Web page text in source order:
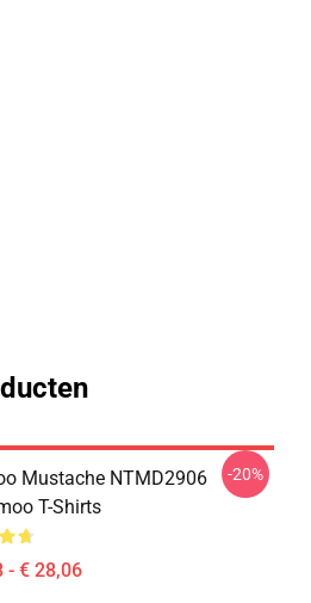
Mustache NTMD2906
T-Shirts
- € 28,06
-20%